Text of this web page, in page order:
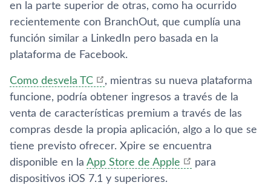
en la parte superior de otras, como ha ocurrido
recientemente con BranchOut, que cumplí­a una
función similar a LinkedIn pero basada en la
plataforma de Facebook.
Como desvela TC
, mientras su nueva plataforma
funcione, podrí­a obtener ingresos a través de la
venta de caracterí­sticas premium a través de las
compras desde la propia aplicación, algo a lo que se
tiene previsto ofrecer. Xpire se encuentra
disponible en la App Store de Apple
para
dispositivos iOS 7.1 y superiores.